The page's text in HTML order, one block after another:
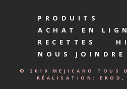
PRODUITS
ACHAT EN
RECETTES
NOUS JOINDRE
© 2019 MEJICANO TOUS
RÉALISATION: EROD,